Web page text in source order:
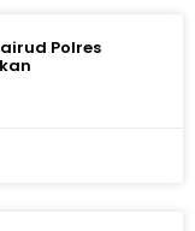
Polres